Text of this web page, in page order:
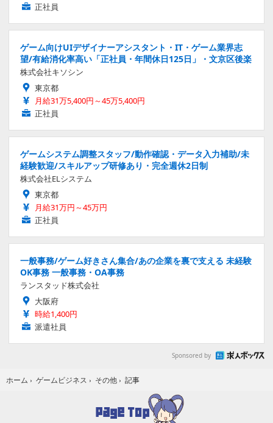
正社員
ゲーム向けUIデザイナーアシスタント・IT・ゲーム業界志
望/有給消化率高い「正社員・年間休日125日」・文京区後楽
株式会社キソシン
東京都
月給31万5,400円～45万5,400円
正社員
ゲームシステム調整スタッフ/動作確認・データ入力補助/未
経験歓迎/スキルアップ研修あり・完全週休2日制
株式会社ELシステム
東京都
月給31万円～45万円
正社員
一般事務/ゲーム好きさん集合/あの企業を裏で支える 未経験
OK事務 一般事務・OA事務
ランスタッド株式会社
大阪府
時給1,400円
派遣社員
Sponsored by
ホーム › ゲームビジネス › その他 › 記事